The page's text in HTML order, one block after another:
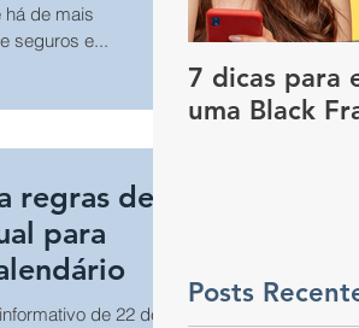
há de mais
seguros e...
regras de
para
de 22 de
7 dicas para
uma Black
Posts